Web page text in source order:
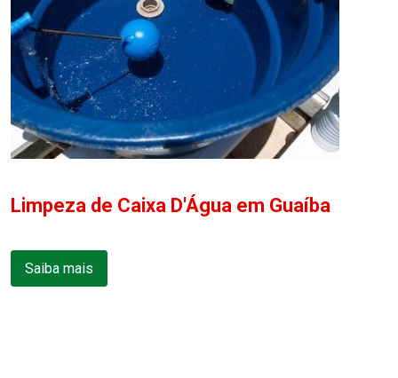
Limpeza de Caixa D'Água em Guaíba
Saiba mais